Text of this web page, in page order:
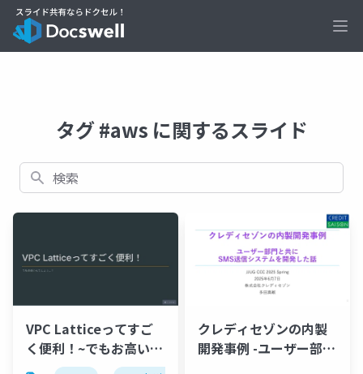
タグ #aws に関するスライド
検索
VPC Latticeってすご
く便利！~でもお高いん
でしょう…？~
クレディセゾンの内製
開発事例 -ユーザー部門